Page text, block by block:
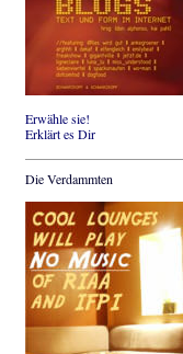
Erwähle sie!
Erklärt es Dir
Die Verdammten